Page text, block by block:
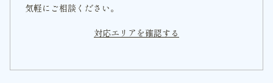
気軽にご相談ください。
対応エリアを確認する